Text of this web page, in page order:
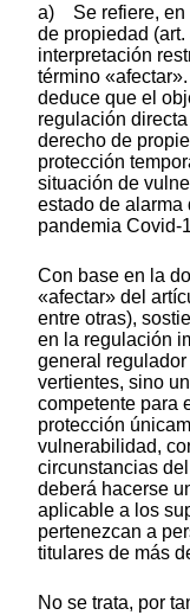
a) Se refiere, en
de propiedad
interpretación
término
deduce que el
regulación
derecho de
protección
situación de
estado de alarma
pandemia Covid-
Con base en la
«afectar» del
entre otras),
en la regulación
general
vertientes, sino
competente para
protección
vulnerabilidad,
circunstancias
deberá hacerse
aplicable a los
pertenezcan a
titulares de más
No se trata, por